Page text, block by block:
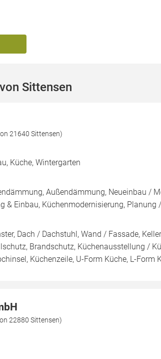
Sittensen
21640 Sittensen)
Küche, Wintergarten
Außendämmung, Neueinbau /
& Einbau, Küchenmodernisierung, Planung
Dach / Dachstuhl, Wand / Fassade,
Brandschutz, Küchenausstellung /
Küchenzeile, U-Form Küche, L-Form
22880 Sittensen)